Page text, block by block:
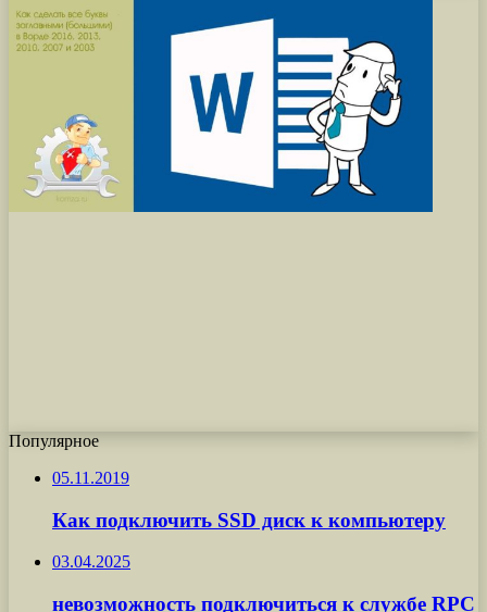
Популярное
05.11.2019
Как подключить SSD диск к компьютеру
03.04.2025
невозможность подключиться к службе RPC